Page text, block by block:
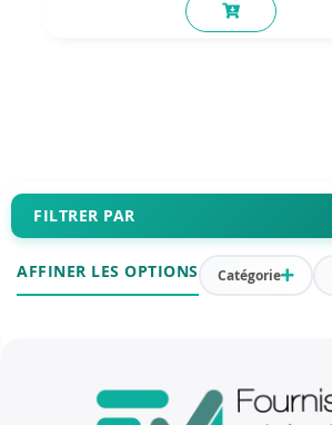
FILTRER PAR
AFFINER LES OPTIONS Catégorie